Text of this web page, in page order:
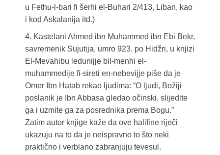
u Fethu-l-bari fi šerhi el-Buhari 2/413, Liban, kao
i kod Askalanija itd.)
4. Kastelani Ahmed ibn Muhammed ibn Ebi Bekr,
savremenik Sujutija, umro 923. po Hidžri, u knjizi
El-Mevahibu ledunijje bil-menhi el-
muhammedije fi-sireti en-nebevijje piše da je
Omer Ibn Hatab rekao ljudima: “O ljudi, Božiji
poslanik je Ibn Abbasa gledao očinski, slijedite
ga i uzmite ga za posrednika prema Bogu.”
Zatim autor knjige kaže da ove halifine riječi
ukazuju na to da je neispravno to što neki
praktično i verblano zabranjuju tevesul.